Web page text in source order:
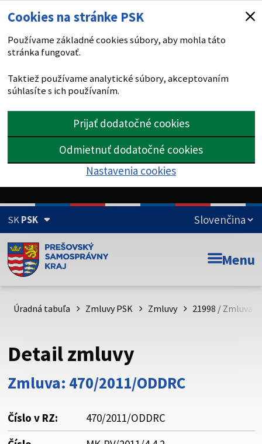
Cookies na stránke PSK
Používame základné cookies súbory, aby mohla táto
stránka fungovať.
Taktiež používame analytické súbory, akceptovaním
súhlasíte s ich používaním.
Prijať dodatočné cookies
Odmietnuť dodatočné cookies
Nastavenia cookies
SKPSK
Doména psk.sk je oficiálna
Toto je oficiálna webová stránka Prešovského
psk.sk.
Buďte pozorní a vždy sa uistite, že zdieľate informácie iba
cez zabezpečenú webovú stránku. Zabezpečená stránka
vždy začína https:// pred názvom domény webového sídla.
Menu
Úradná tabuľa Zmluvy PSK Zmluvy 21998 / Zmluva
Detail zmluvy
Zmluva: 470/2011/ODDRC
Číslo v RZ:
470/2011/ODDRC